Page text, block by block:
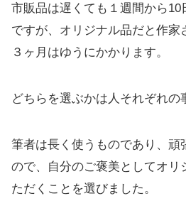
市販品は遅くても１週間から10
ですが、オリジナル品だと作家
３ヶ月はゆうにかかります。
どちらを選ぶかは人それぞれの
筆者は長く使うものであり、頑
ので、自分のご褒美としてオリ
ただくことを選びました。